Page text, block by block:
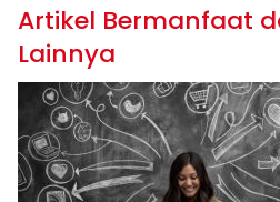
Artikel Bermanfaat
Lainnya